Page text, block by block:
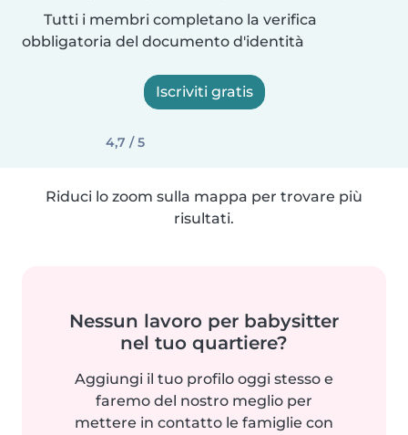
Tutti i membri completano la verifica
obbligatoria del documento d'identità
Iscriviti gratis
4,7 / 5
Riduci lo zoom sulla mappa per trovare più
risultati.
Nessun lavoro per babysitter
nel tuo quartiere?
Aggiungi il tuo profilo oggi stesso e
faremo del nostro meglio per
mettere in contatto le famiglie con